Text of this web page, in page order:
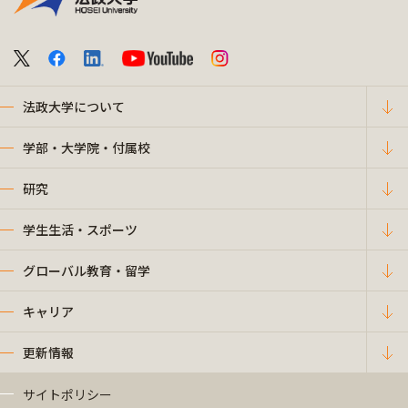
法政大学について
学部・大学院・付属校
研究
学生生活・スポーツ
グローバル教育・留学
キャリア
更新情報
サイトポリシー